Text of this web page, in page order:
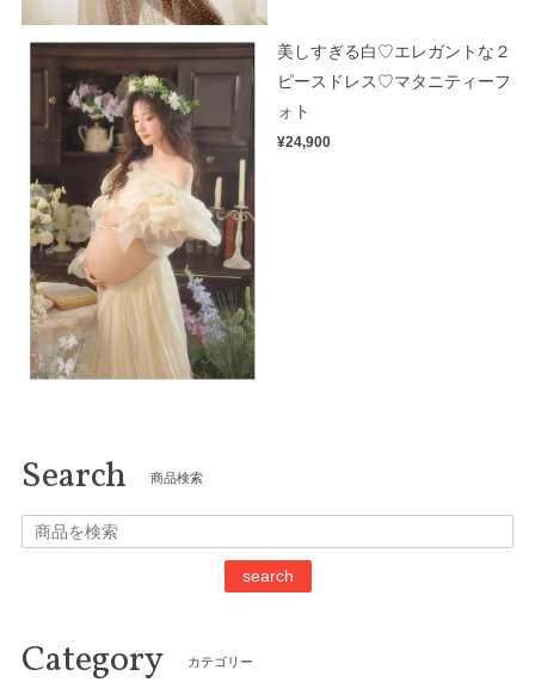
美しすぎる白♡エレガントな２
ピースドレス♡マタニティーフ
ォト
¥24,900
Search 商品検索
search
Category カテゴリー